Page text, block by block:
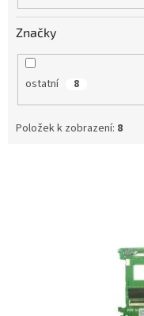
Značky
ostatní 8
Položek k zobrazení: 8